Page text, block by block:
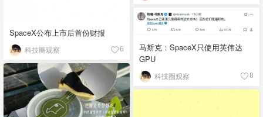
SpaceX公布上市后首份财报
科技圈观察 6
马斯克：SpaceX只使用英伟达
GPU
科技圈观察 8